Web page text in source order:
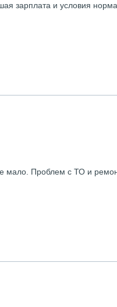
зарплата и условия
мало. Проблем с ТО и